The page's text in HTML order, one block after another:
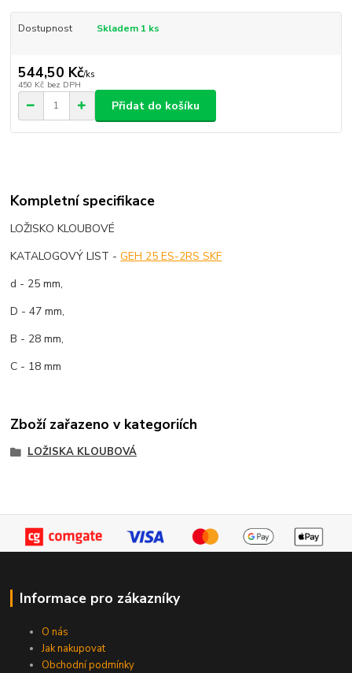
Dostupnost Skladem 1 ks
544,50 Kč/ks
450 Kč bez DPH
Přidat do košíku
Kompletní specifikace
LOŽISKO KLOUBOVÉ
KATALOGOVÝ LIST -GEH 25 ES-2RS SKF
d - 25 mm,
D - 47 mm,
B - 28 mm,
C - 18 mm
Zboží zařazeno v kategoriích
LOŽISKA KLOUBOVÁ
Informace pro zákazníky
O nás
Jak nakupovat
Obchodní podmínky